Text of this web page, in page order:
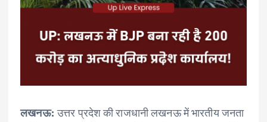
लखनऊ:उत्तर प्रदेश की राजधानी लखनऊ में भारतीय जनता